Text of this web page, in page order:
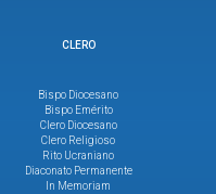
CLERO
Bispo Diocesano
Bispo Emérito
Clero Diocesano
Clero Religioso
Rito Ucraniano
Diaconato Permanente
In Memoriam